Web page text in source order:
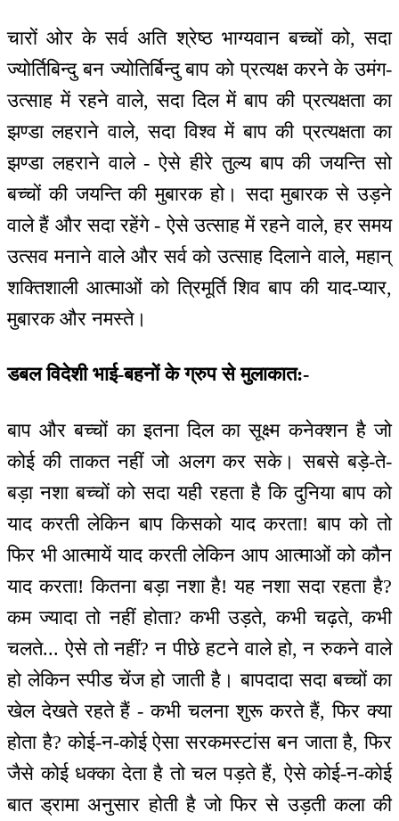
चारों ओर के सर्व अति श्रेष्ठ भाग्यवान बच्चों को, सदा
ज्योर्तिबिन्दु बन ज्योतिर्बिन्दु बाप को प्रत्यक्ष करने के उमंग-
उत्साह में रहने वाले, सदा दिल में बाप की प्रत्यक्षता का
झण्डा लहराने वाले, सदा विश्व में बाप की प्रत्यक्षता का
झण्डा लहराने वाले - ऐसे हीरे तुल्य बाप की जयन्ति सो
बच्चों की जयन्ति की मुबारक हो। सदा मुबारक से उड़ने
वाले हैं और सदा रहेंगे - ऐसे उत्साह में रहने वाले, हर समय
उत्सव मनाने वाले और सर्व को उत्साह दिलाने वाले, महान्
शक्तिशाली आत्माओं को त्रिमूर्ति शिव बाप की याद-प्यार,
मुबारक और नमस्ते।
डबल विदेशी भाई-बहनों के ग्रुप से मुलाकात:-
बाप और बच्चों का इतना दिल का सूक्ष्म कनेक्शन है जो
कोई की ताकत नहीं जो अलग कर सके। सबसे बड़े-ते-
बड़ा नशा बच्चों को सदा यही रहता है कि दुनिया बाप को
याद करती लेकिन बाप किसको याद करता! बाप को तो
फिर भी आत्मायें याद करती लेकिन आप आत्माओं को कौन
याद करता! कितना बड़ा नशा है! यह नशा सदा रहता है?
कम ज्यादा तो नहीं होता? कभी उड़ते, कभी चढ़ते, कभी
चलते... ऐसे तो नहीं? न पीछे हटने वाले हो, न रुकने वाले
हो लेकिन स्पीड चेंज हो जाती है। बापदादा सदा बच्चों का
खेल देखते रहते हैं - कभी चलना शुरू करते हैं, फिर क्या
होता है? कोई-न-कोई ऐसा सरकमस्टांस बन जाता है, फिर
जैसे कोई धक्का देता है तो चल पड़ते हैं, ऐसे कोई-न-कोई
बात ड्रामा अनुसार होती है जो फिर से उड़ती कला की